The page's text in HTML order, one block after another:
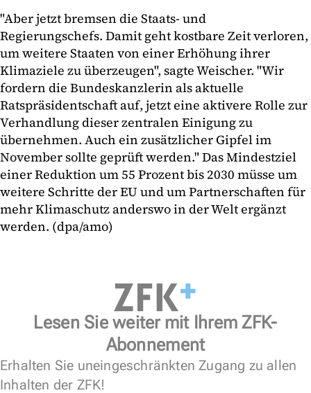
"Aber jetzt bremsen die Staats- und
Regierungschefs. Damit geht kostbare Zeit verloren,
um weitere Staaten von einer Erhöhung ihrer
Klimaziele zu überzeugen", sagte Weischer. "Wir
fordern die Bundeskanzlerin als aktuelle
Ratspräsidentschaft auf, jetzt eine aktivere Rolle zur
Verhandlung dieser zentralen Einigung zu
übernehmen. Auch ein zusätzlicher Gipfel im
November sollte geprüft werden." Das Mindestziel
einer Reduktion um 55 Prozent bis 2030 müsse um
weitere Schritte der EU und um Partnerschaften für
mehr Klimaschutz anderswo in der Welt ergänzt
werden. (dpa/amo)
Lesen Sie weiter mit Ihrem ZFK-
Abonnement
Erhalten Sie uneingeschränkten Zugang zu allen
Inhalten der ZFK!